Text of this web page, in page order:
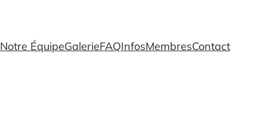
Notre ÉquipeGalerieFAQInfosMembresContact